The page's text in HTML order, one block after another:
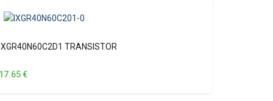
IXGR40N60C2D1 TRANSISTOR
17.65€